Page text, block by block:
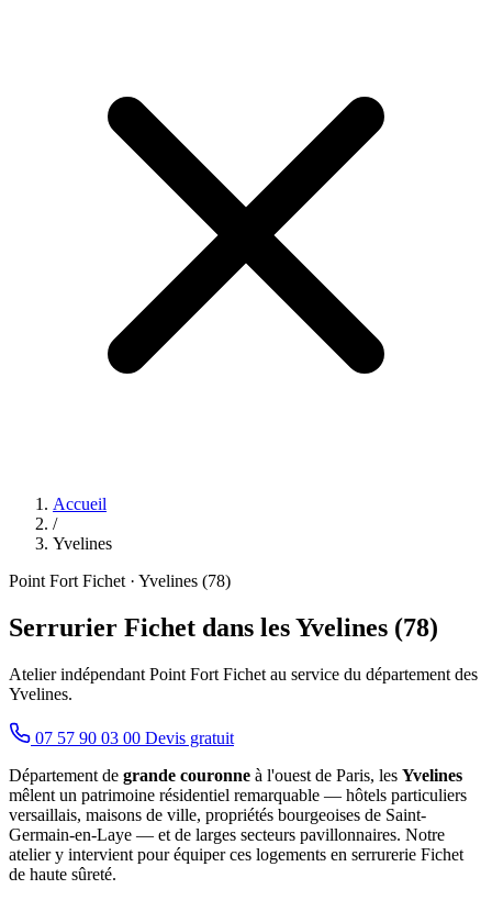
Accueil
/
Yvelines
Point Fort Fichet · Yvelines (78)
Serrurier Fichet dans les Yvelines (78)
Atelier indépendant Point Fort Fichet au service du département des
Yvelines.
07 57 90 03 00 Devis gratuit
Département de grande couronne à l'ouest de Paris, les Yvelines
mêlent un patrimoine résidentiel remarquable — hôtels particuliers
versaillais, maisons de ville, propriétés bourgeoises de Saint-
Germain-en-Laye — et de larges secteurs pavillonnaires. Notre
atelier y intervient pour équiper ces logements en serrurerie Fichet
de haute sûreté.